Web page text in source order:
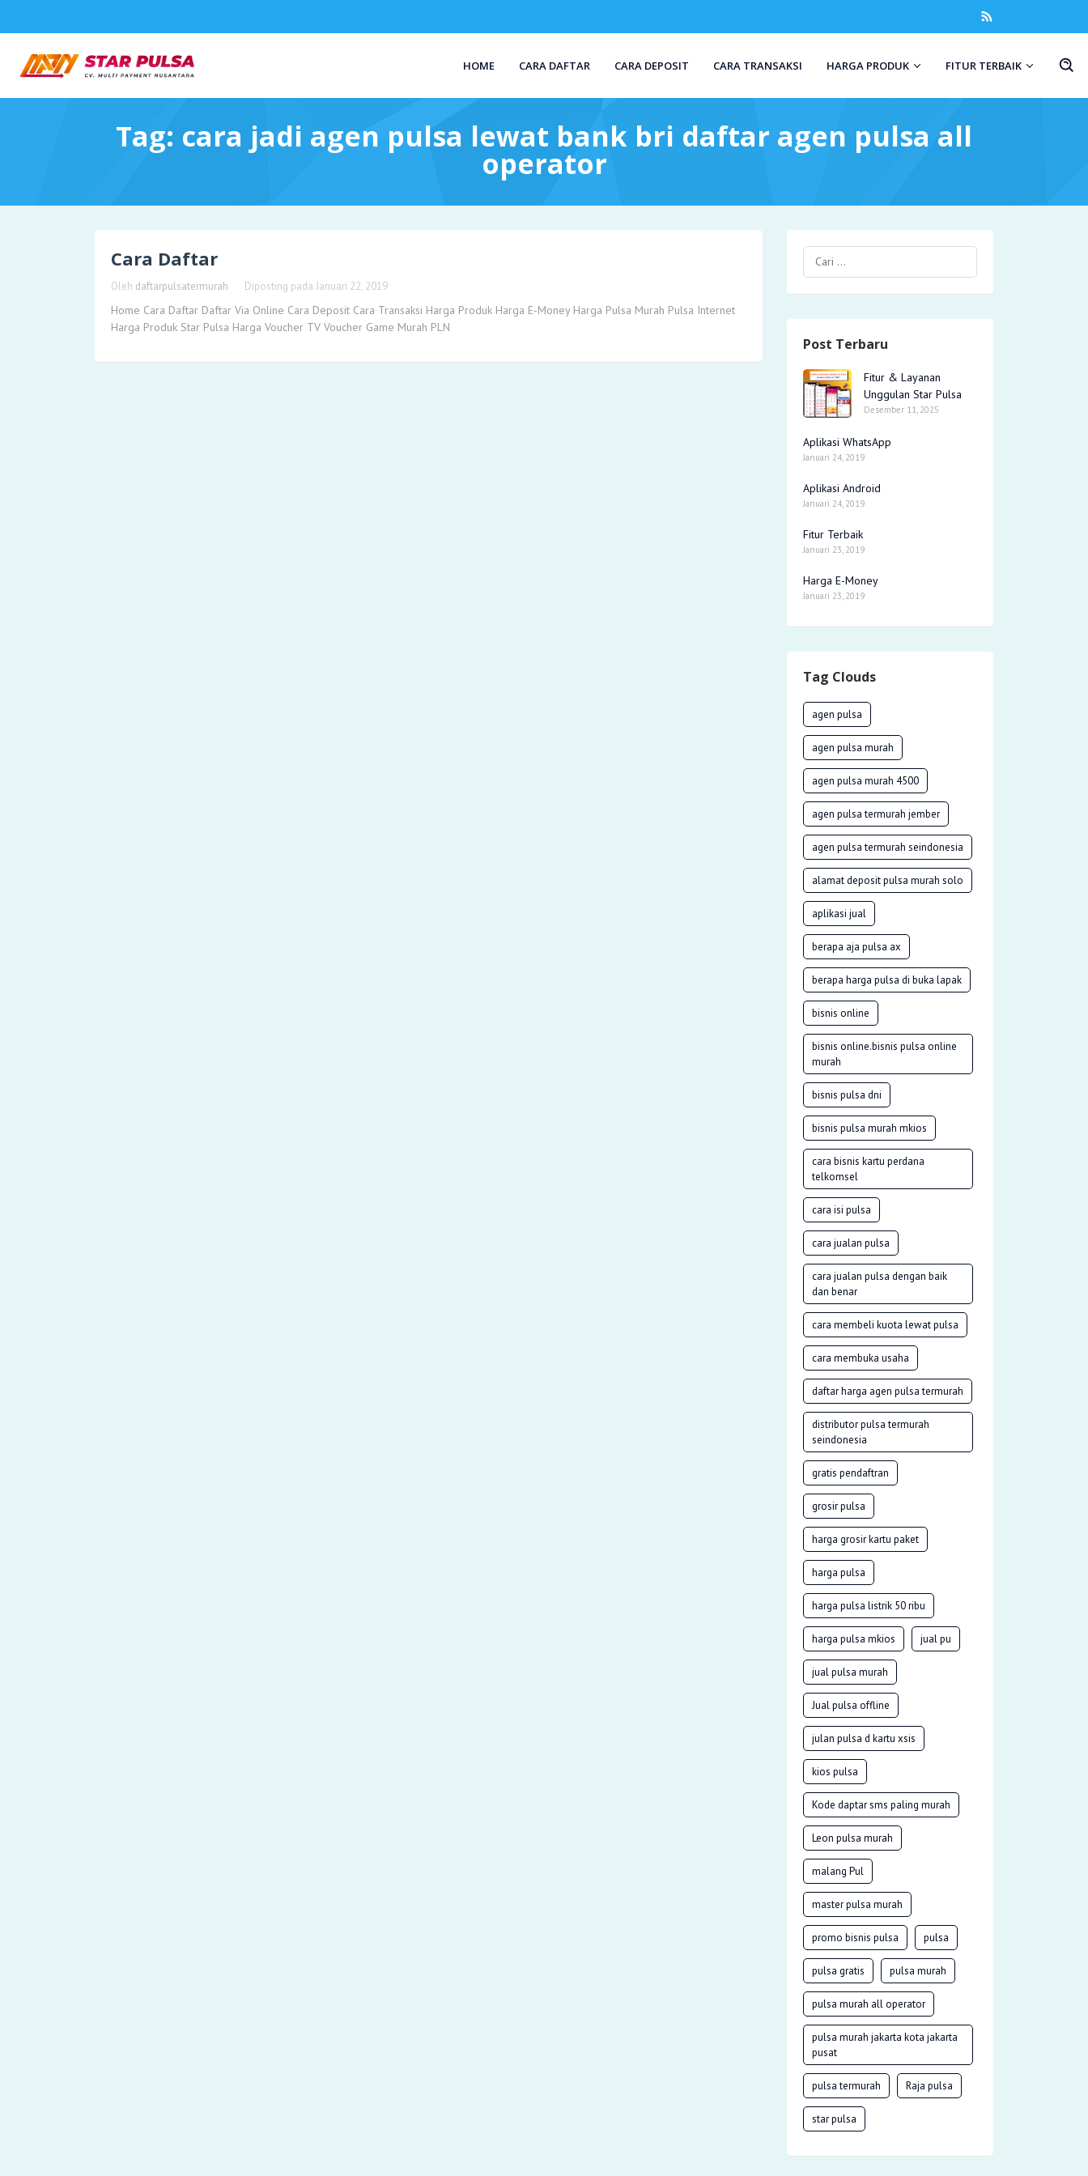
HOME CARA DAFTAR CARA DEPOSIT CARA TRANSAKSI HARGA PRODUK FITUR TERBAIK
Tag: cara jadi agen pulsa lewat bank bri daftar agen pulsa all
operator
Cara Daftar
Oleh daftarpulsatermurah Diposting pada Januari 22, 2019
Home Cara Daftar Daftar Via Online Cara Deposit Cara Transaksi Harga Produk Harga E-Money Harga Pulsa Murah Pulsa Internet
Harga Produk Star Pulsa Harga Voucher TV Voucher Game Murah PLN
Post Terbaru
Fitur & Layanan
Unggulan Star Pulsa
Desember 11, 2025
Aplikasi WhatsApp
Januari 24, 2019
Aplikasi Android
Januari 24, 2019
Fitur Terbaik
Januari 23, 2019
Harga E-Money
Januari 23, 2019
Tag Clouds
agen pulsa
agen pulsa murah
agen pulsa murah 4500
agen pulsa termurah jember
agen pulsa termurah seindonesia
alamat deposit pulsa murah solo
aplikasi jual
berapa aja pulsa ax
berapa harga pulsa di buka lapak
bisnis online
bisnis online.bisnis pulsa online
murah
bisnis pulsa dni
bisnis pulsa murah mkios
cara bisnis kartu perdana
telkomsel
cara isi pulsa
cara jualan pulsa
cara jualan pulsa dengan baik
dan benar
cara membeli kuota lewat pulsa
cara membuka usaha
daftar harga agen pulsa termurah
distributor pulsa termurah
seindonesia
gratis pendaftran
grosir pulsa
harga grosir kartu paket
harga pulsa
harga pulsa listrik 50 ribu
harga pulsa mkios jual pu
jual pulsa murah
Jual pulsa offline
julan pulsa d kartu xsis
kios pulsa
Kode daptar sms paling murah
Leon pulsa murah
malang Pul
master pulsa murah
promo bisnis pulsa pulsa
pulsa gratis pulsa murah
pulsa murah all operator
pulsa murah jakarta kota jakarta
pusat
pulsa termurah Raja pulsa
star pulsa